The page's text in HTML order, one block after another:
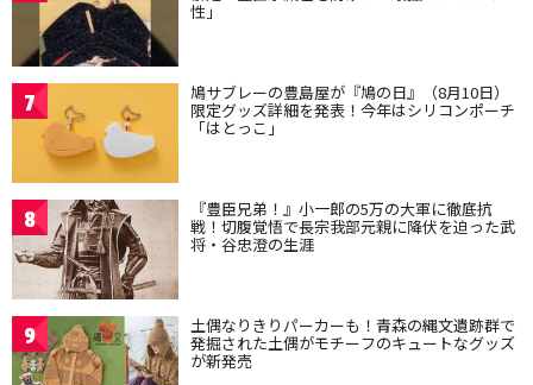
性」
7 鳩サブレーの豊島屋が『鳩の日』（8月10日）
限定グッズ詳細を発表！今年はシリコンポーチ
「はとっこ」
8 『豊臣兄弟！』小一郎の5万の大軍に徹底抗
戦！切腹覚悟で長宗我部元親に降伏を迫った武
将・谷忠澄の生涯
9 土偶なりきりパーカーも！青森の縄文遺跡群で
発掘された土偶がモチーフのキュートなグッズ
が新発売